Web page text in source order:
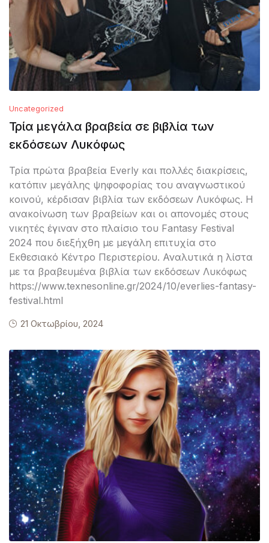
Uncategorized
Τρία μεγάλα βραβεία σε βιβλία των
εκδόσεων Λυκόφως
Τρία πρώτα βραβεία Everly και πολλές διακρίσεις,
κατόπιν μεγάλης ψηφοφορίας του αναγνωστικού
κοινού, κέρδισαν βιβλία των εκδόσεων Λυκόφως. Η
ανακοίνωση των βραβείων και οι απονομές στους
νικητές έγιναν στο πλαίσιο του Fantasy Festival
2024 που διεξήχθη με μεγάλη επιτυχία στο
Εκθεσιακό Κέντρο Περιστερίου. Αναλυτικά η λίστα
με τα βραβευμένα βιβλία των εκδόσεων Λυκόφως
https://www.texnesonline.gr/2024/10/everlies-fantasy-
festival.html
21 Οκτωβρίου, 2024